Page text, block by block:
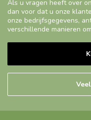
Als u vragen heeft over
dan voor dat u onze
onze bedrijfsgegevens,
verschillende manieren